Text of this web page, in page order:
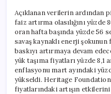
Açıklanan verilerin ardından
faiz artırma olasılığını
oran hafta başında yüzde 56
savaş kaynaklı enerji
baskıyı artırmaya devam
yük taşıma fiyatları yüzde
enflasyonu mart ayındaki
yükseldi. Heritage
fiyatlarındaki artışın etkilerini